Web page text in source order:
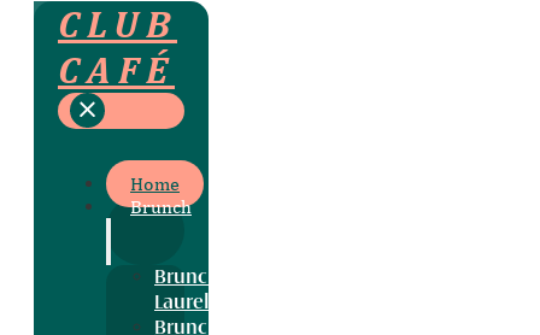
CLUB
CAFÉ
Home
Brunch
Brunch
Laurel
Brunch